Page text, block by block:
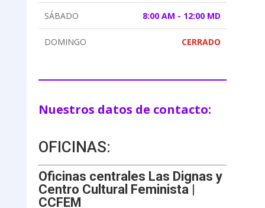
SÁBADO 8:00 AM - 12:00 MD
DOMINGO CERRADO
Nuestros datos de contacto:
OFICINAS:
Oficinas centrales Las Dignas y
Centro Cultural Feminista |
CCFEM